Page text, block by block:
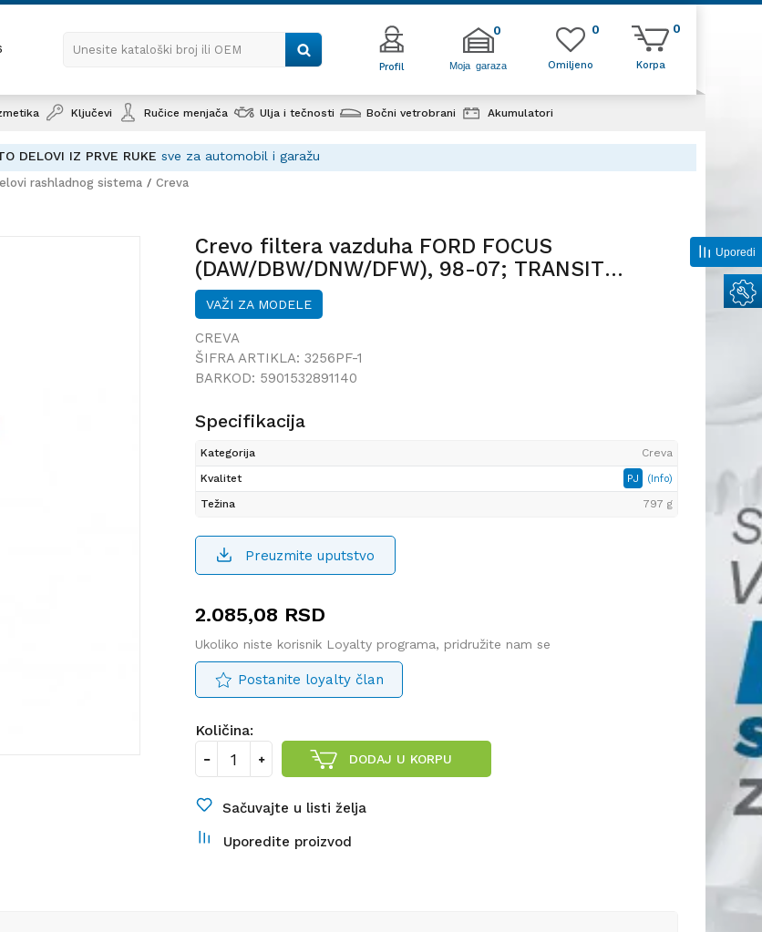
Unesite kataloški broj ili OEM
Profil Moja garaza
0
Korpa
0
Omiljeno
0
Ključevi Ručice menjača Ulja i tečnosti Bočni vetrobrani Akumulatori
DELOVI IZ PRVE RUKE sve za automobil i garažu
rashladnog sistema Creva
CONNECT (C170), 02-14;
Crevo filtera vazduha FORD FOCUS
(DAW/DBW/DNW/DFW), 98-07; TRANSIT
CONNECT (C170), 02-14;
VAŽI ZA MODELE
CREVA
ŠIFRA ARTIKLA: 3256PF-1
BARKOD: 5901532891140
Specifikacija
Kategorija
Creva
Kvalitet
PJ (Info)
Težina 797 g
Preuzmite uputstvo
2.085,08 RSD
Ukoliko niste korisnik Loyalty programa, pridružite nam se
Postanite loyalty član
Količina:
DODAJ U KORPU
Sačuvajte u listi želja
Uporedite proizvod
Uporedi